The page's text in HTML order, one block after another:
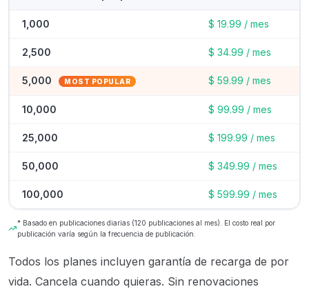
1,000 $ 19.99 / mes
2,500 $ 34.99 / mes
5,000 $ 59.99 / mes
10,000 $ 99.99 / mes
25,000 $ 199.99 / mes
50,000 $ 349.99 / mes
100,000 $ 599.99 / mes
* Basado en publicaciones diarias (120 publicaciones al mes). El costo real por
publicación varía según la frecuencia de publicación.
Todos los planes incluyen garantía de recarga de por
vida. Cancela cuando quieras. Sin renovaciones